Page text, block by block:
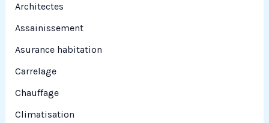
:
Architectes
Assainissement
Asurance habitation
Carrelage
Chauffage
Climatisation